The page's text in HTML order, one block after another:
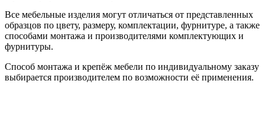
Все мебельные изделия могут отличаться от представленных
образцов по цвету, размеру, комплектации, фурнитуре, а также
способами монтажа и производителями комплектующих и
фурнитуры.
Способ монтажа и крепёж мебели по индивидуальному заказу
выбирается производителем по возможности её применения.